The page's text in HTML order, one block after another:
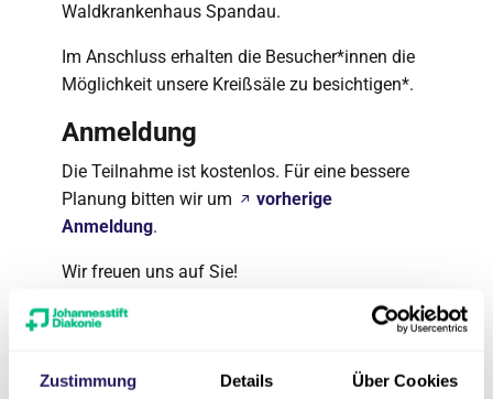
Zustimmung Details Über Cookies
Waldkrankenhaus Spandau.
Im Anschluss erhalten die Besucher*innen die
Möglichkeit unsere Kreißsäle zu besichtigen*.
Anmeldung
Die Teilnahme ist kostenlos. Für eine bessere
Planung bitten wir um
vorherige
Anmeldung.
Wir freuen uns auf Sie!
*Bitte beachten Sie, dass die Kreißsaalführung
möglich ist.